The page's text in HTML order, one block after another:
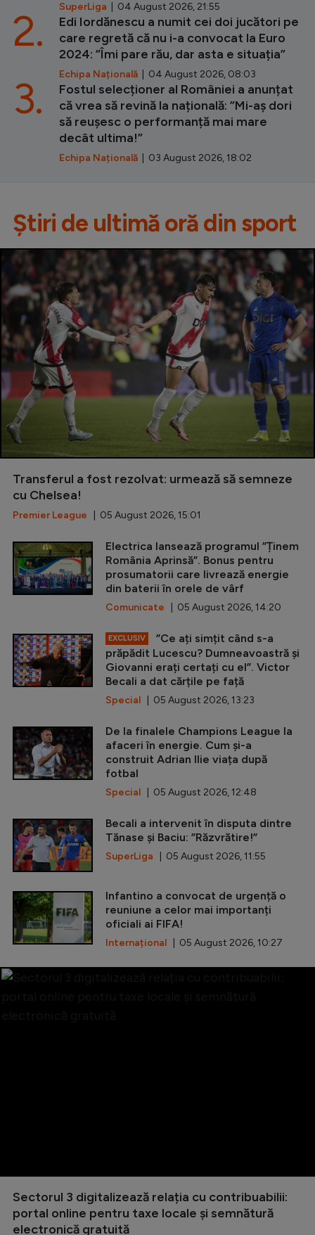
SuperLiga | 04 August 2026, 21:55
Edi Iordănescu a numit cei doi jucători pe
care regretă că nu i-a convocat la Euro
2024: ”Îmi pare rău, dar asta e situația”
Echipa Națională | 04 August 2026, 08:03
2.
Fostul selecționer al României a anunțat
că vrea să revină la națională: ”Mi-aș dori
să reușesc o performanță mai mare
decât ultima!”
Echipa Națională | 03 August 2026, 18:02
3.
Știri de ultimă oră din sport
Transferul a fost rezolvat: urmează să semneze
cu Chelsea!
Premier League | 05 August 2026, 15:01
Electrica lansează programul ”Ținem
România Aprinsă”. Bonus pentru
prosumatorii care livrează energie
din baterii în orele de vârf
Comunicate | 05 August 2026, 14:20
EXCLUSIV
”Ce ați simțit când s-a
prăpădit Lucescu? Dumneavoastră și
Giovanni erați certați cu el”. Victor
Becali a dat cărțile pe față
Special | 05 August 2026, 13:23
De la finalele Champions League la
afaceri în energie. Cum și-a
construit Adrian Ilie viața după
fotbal
Special | 05 August 2026, 12:48
Becali a intervenit în disputa dintre
Tănase și Baciu: ”Răzvrătire!”
SuperLiga | 05 August 2026, 11:55
Infantino a convocat de urgență o
reuniune a celor mai importanți
oficiali ai FIFA!
Internațional | 05 August 2026, 10:27
Sectorul 3 digitalizează relația cu contribuabilii:
portal online pentru taxe locale și semnătură
electronică gratuită